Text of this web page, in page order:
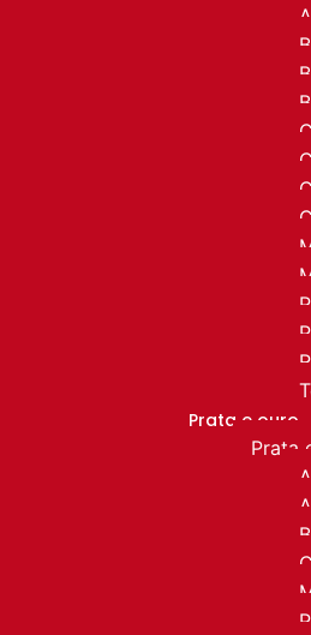
Prata e ouro
Prata